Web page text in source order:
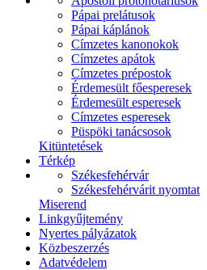
Pápai prelátusok
Pápai káplánok
Címzetes kanonokok
Címzetes apátok
Címzetes prépostok
Érdemesült főesperesek
Érdemesült esperesek
Címzetes esperesek
Püspöki tanácsosok
Kitüntetések
Térkép
Székesfehérvár
Székesfehérvárit nyomtat
Miserend
Linkgyűjtemény
Nyertes pályázatok
Közbeszerzés
Adatvédelem